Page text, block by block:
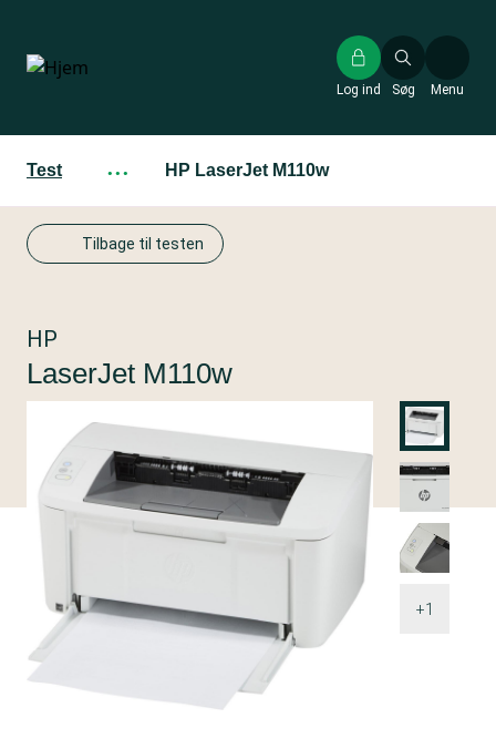
hovedindhold
Søg
Log ind Menu
Test ··· HP LaserJet M110w
Tilbage til testen
+1
HP
LaserJet M110w